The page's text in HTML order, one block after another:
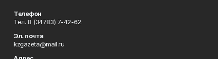
Телефон
Тел. 8 (34783) 7-42-62.
Эл. почта
kzgazeta@mail.ru